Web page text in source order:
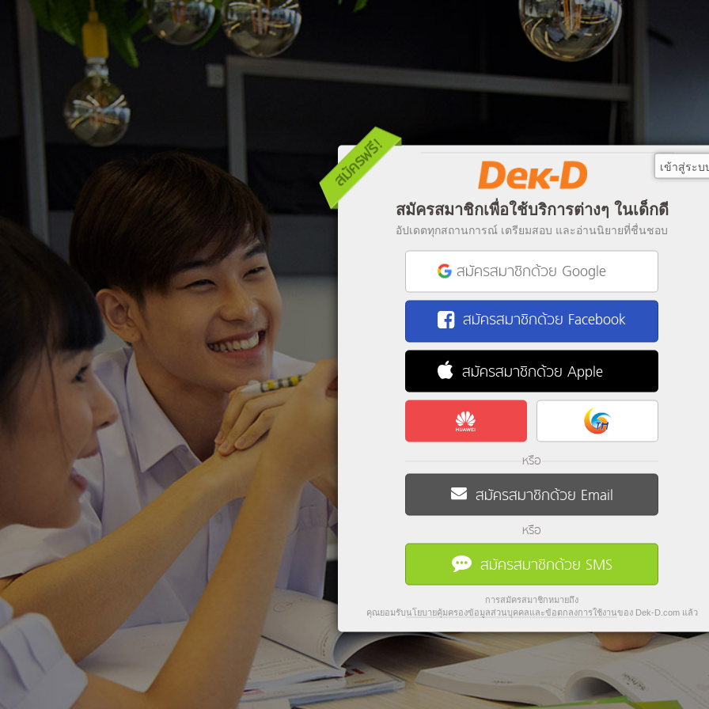
สมัครสมาชิกเพื่อใช้บริการต่างๆ ในเด็กดี
อัปเดตทุกสถานการณ์ เตรียมสอบ และอ่านนิยายที่ชื่นชอบ
สมัครสมาชิกด้วย Google
สมัครสมาชิกด้วย Facebook
สมัครสมาชิกด้วย Apple
หรือ
สมัครสมาชิกด้วย Email
หรือ
สมัครสมาชิกด้วย SMS
การสมัครสมาชิกหมายถึง
คุณยอมรับนโยบายคุ้มครองข้อมูลส่วนบุคคลและข้อตกลงการใช้งานของ Dek-D.com แล้ว
เข้าสู่ระบ